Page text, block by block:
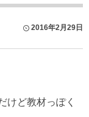
2016年2月29日
けど教材っぽく